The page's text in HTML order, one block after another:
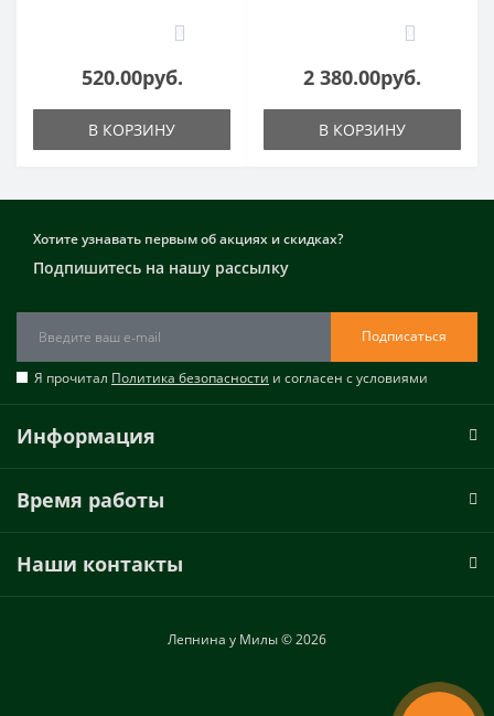
0
520.00руб.
В КОРЗИНУ
0
2 380.00руб.
В КОРЗИНУ
Хотите узнавать первым об акциях и скидках?
Подпишитесь на нашу рассылку
Подписаться
Я прочитал Политика безопасности и согласен с условиями
Информация
Время работы
Наши контакты
Лепнина у Милы © 2026